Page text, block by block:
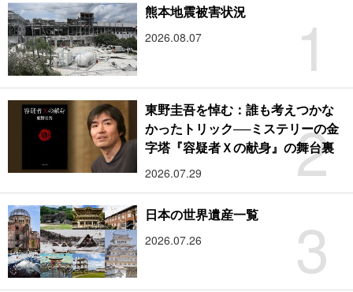
1
熊本地震被害状況
2026.08.07
2
東野圭吾を悼む：誰も考えつかな
かったトリック──ミステリーの金
字塔『容疑者Ｘの献身』の舞台裏
2026.07.29
3
日本の世界遺産一覧
2026.07.26